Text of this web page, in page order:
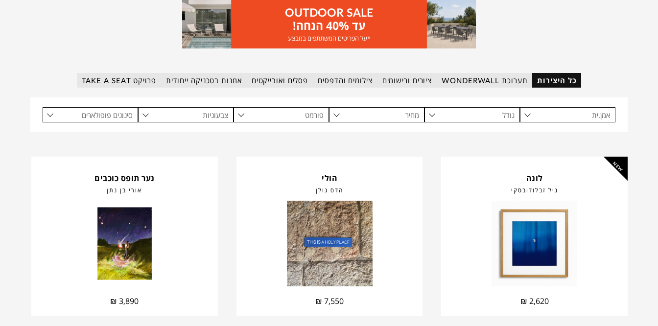
OUTDOOR SALE
עד 40% הנחה!
*על הפריטים המשתתפים במבצע
כל היצירות תערוכת WONDERWALL ציורים ורישומים צילומים והדפסים פסלים ואובייקטים אמנות בטכניקה ייחודית פרויקט TAKE A SEAT
אמן.ית גודל מחיר פורמט צבעוניות סינונים פופולארים
NEW
לונה
גיל זבלודובסקי
₪ 2,620
הולי
הדס גולן
₪ 7,550
נער תופס כוכבים
אורי בן נתן
₪ 3,890